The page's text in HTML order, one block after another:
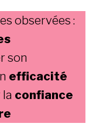
observées :
son
efficacité
confiance